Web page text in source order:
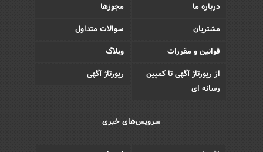
درباره ما
مجوزها
مشتریان
سوالات متداول
قوانین و مقررات
وبلاگ
از رپورتاژ آگهی تا کمپین
رسانه ای
رپورتاژ آگهی
سرویس‌های خبری